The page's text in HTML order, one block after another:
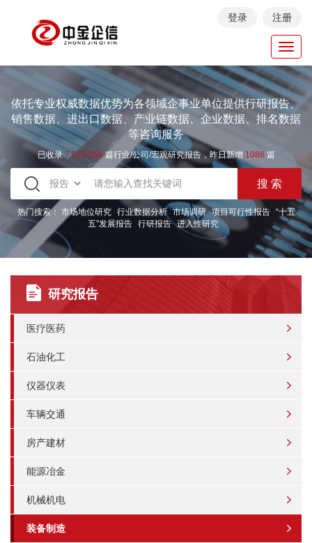
登录 注册
依托专业权威数据优势为各领域企事业单位提供行研报告、
销售数据、进出口数据、产业链数据、企业数据、排名数据
等咨询服务
已收录7.973.258篇行业/公司/宏观研究报告，昨日新增 1088 篇
热门搜索： 市场地位研究 行业数据分析 市场调研 项目可行性报告
“十五
五”发展报告 行研报告 进入性研究
研究报告
医疗医药
石油化工
仪器仪表
车辆交通
房产建材
能源冶金
机械机电
装备制造